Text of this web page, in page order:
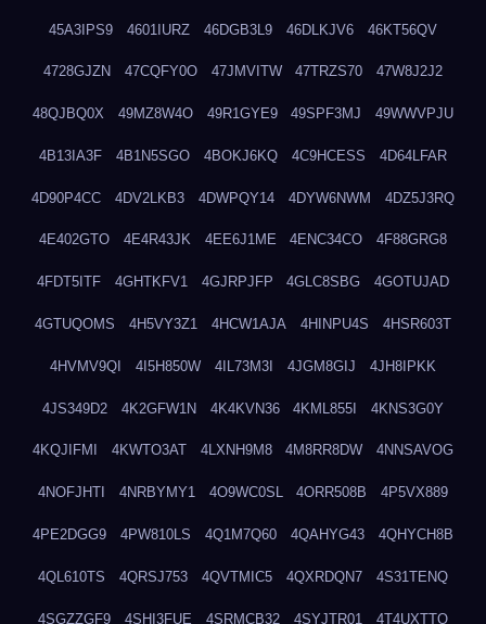
45A3IPS9 4601IURZ 46DGB3L9 46DLKJV6 46KT56QV
4728GJZN 47CQFY0O 47JMVITW 47TRZS70 47W8J2J2
48QJBQ0X 49MZ8W4O 49R1GYE9 49SPF3MJ 49WWVPJU
4B13IA3F 4B1N5SGO 4BOKJ6KQ 4C9HCESS 4D64LFAR
4D90P4CC 4DV2LKB3 4DWPQY14 4DYW6NWM 4DZ5J3RQ
4E402GTO 4E4R43JK 4EE6J1ME 4ENC34CO 4F88GRG8
4FDT5ITF 4GHTKFV1 4GJRPJFP 4GLC8SBG 4GOTUJAD
4GTUQOMS 4H5VY3Z1 4HCW1AJA 4HINPU4S 4HSR603T
4HVMV9QI 4I5H850W 4IL73M3I 4JGM8GIJ 4JH8IPKK
4JS349D2 4K2GFW1N 4K4KVN36 4KML855I 4KNS3G0Y
4KQJIFMI 4KWTO3AT 4LXNH9M8 4M8RR8DW 4NNSAVOG
4NOFJHTI 4NRBYMY1 4O9WC0SL 4ORR508B 4P5VX889
4PE2DGG9 4PW810LS 4Q1M7Q60 4QAHYG43 4QHYCH8B
4QL610TS 4QRSJ753 4QVTMIC5 4QXRDQN7 4S31TENQ
4SGZZGF9 4SHI3FUE 4SRMCB32 4SYJTR01 4T4UXTTO